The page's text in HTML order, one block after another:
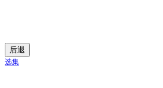
后退
选集